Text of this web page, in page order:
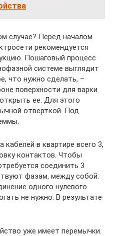
случае? Перед началом
рекомендуется
Пошаговый процесс
системе выглядит
что нужно сделать, –
поверхности для варки
ее. Для этого
отверткой. Под
кабелей в квартире всего 3,
контактов. Чтобы
соединить 3
фазам, между собой.
одного нулевого
не нужно. В результате
уже имеет перемычки.